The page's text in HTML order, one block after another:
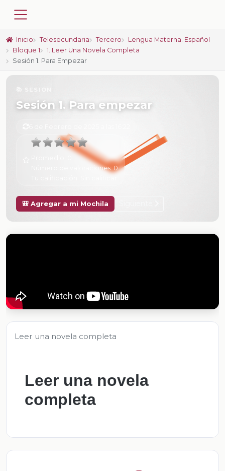
Inicio Telesecundaria Tercero
Lengua Materna. Español
Bloque 1
1. Leer Una Novela Completa
Sesión 1. Para Empezar
Sesión 1. Para empezar
Número de valoraciones:0
🎒 Agregar a mi Mochila
Leer una novela completa
Leer una novela
completa